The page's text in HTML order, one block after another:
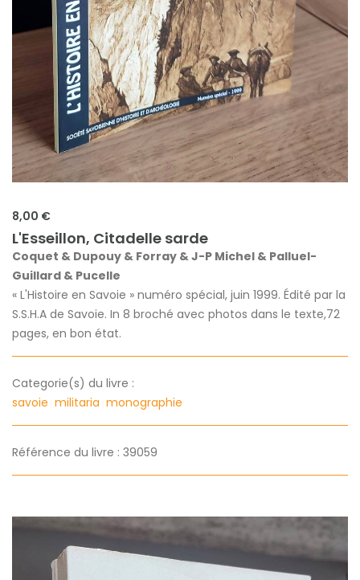
8,00 €
L'Esseillon, Citadelle sarde
Coquet & Dupouy & Forray & J-P Michel & Palluel-
Guillard & Pucelle
« L'Histoire en Savoie » numéro spécial, juin 1999. Édité par la
S.S.H.A de Savoie. In 8 broché avec photos dans le texte,72
pages, en bon état.
Categorie(s) du livre :
savoie militaria monographie
Référence du livre : 39059